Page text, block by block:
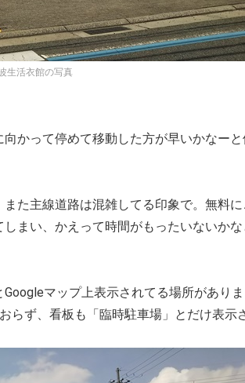
生活衣館の写真
かって停めて移動した方が早いかなー
た主線道路は混雑してる印象で。無料に
まい、かえって時間がもったいないかな
マップ上表示されてる場所があり
らず、看板も「臨時駐車場」とだけ表示